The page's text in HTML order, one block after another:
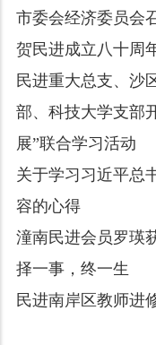
市委会经济委员会
贺民进成立八十周
民进重大总支、沙
部、科技大学支部
展”联合学习活动
关于学习习近平总
容的心得
潼南民进会员罗瑛
择一事，终一生
民进南岸区教师进